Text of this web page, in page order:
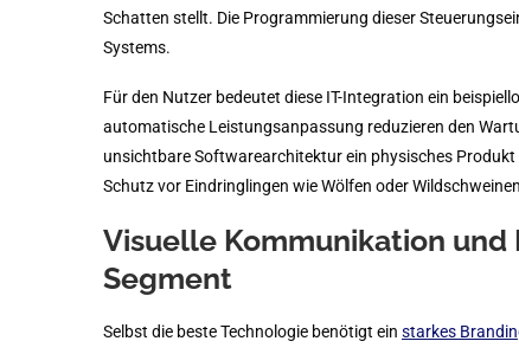
Schatten stellt. Die Programmierung dieser
Systems.
Für den Nutzer bedeutet diese IT-Integration ein
automatische Leistungsanpassung reduzieren den
unsichtbare Softwarearchitektur ein physisches
Schutz vor Eindringlingen wie Wölfen oder
Visuelle Kommunikation
Segment
Selbst die beste Technologie benötigt ein starkes